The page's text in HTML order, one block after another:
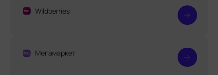
Wildberries
Мегамаркет